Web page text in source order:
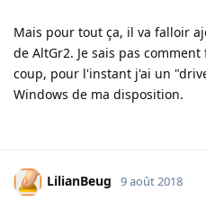
Mais pour tout ça, il va falloir
de AltGr2. Je sais pas
coup, pour l'instant j'ai un
Windows de ma disposition.
LilianBeug 9 août 2018